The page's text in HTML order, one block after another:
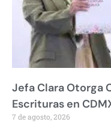
Jefa Clara Otorga
Escrituras en
7 de agosto, 2026